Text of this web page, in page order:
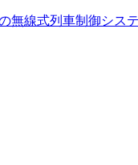
無線式列車制御シ